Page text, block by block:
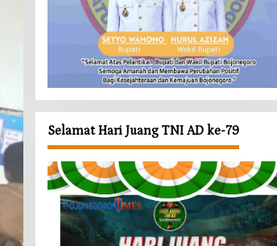
Selamat Hari Juang TNI AD ke-79